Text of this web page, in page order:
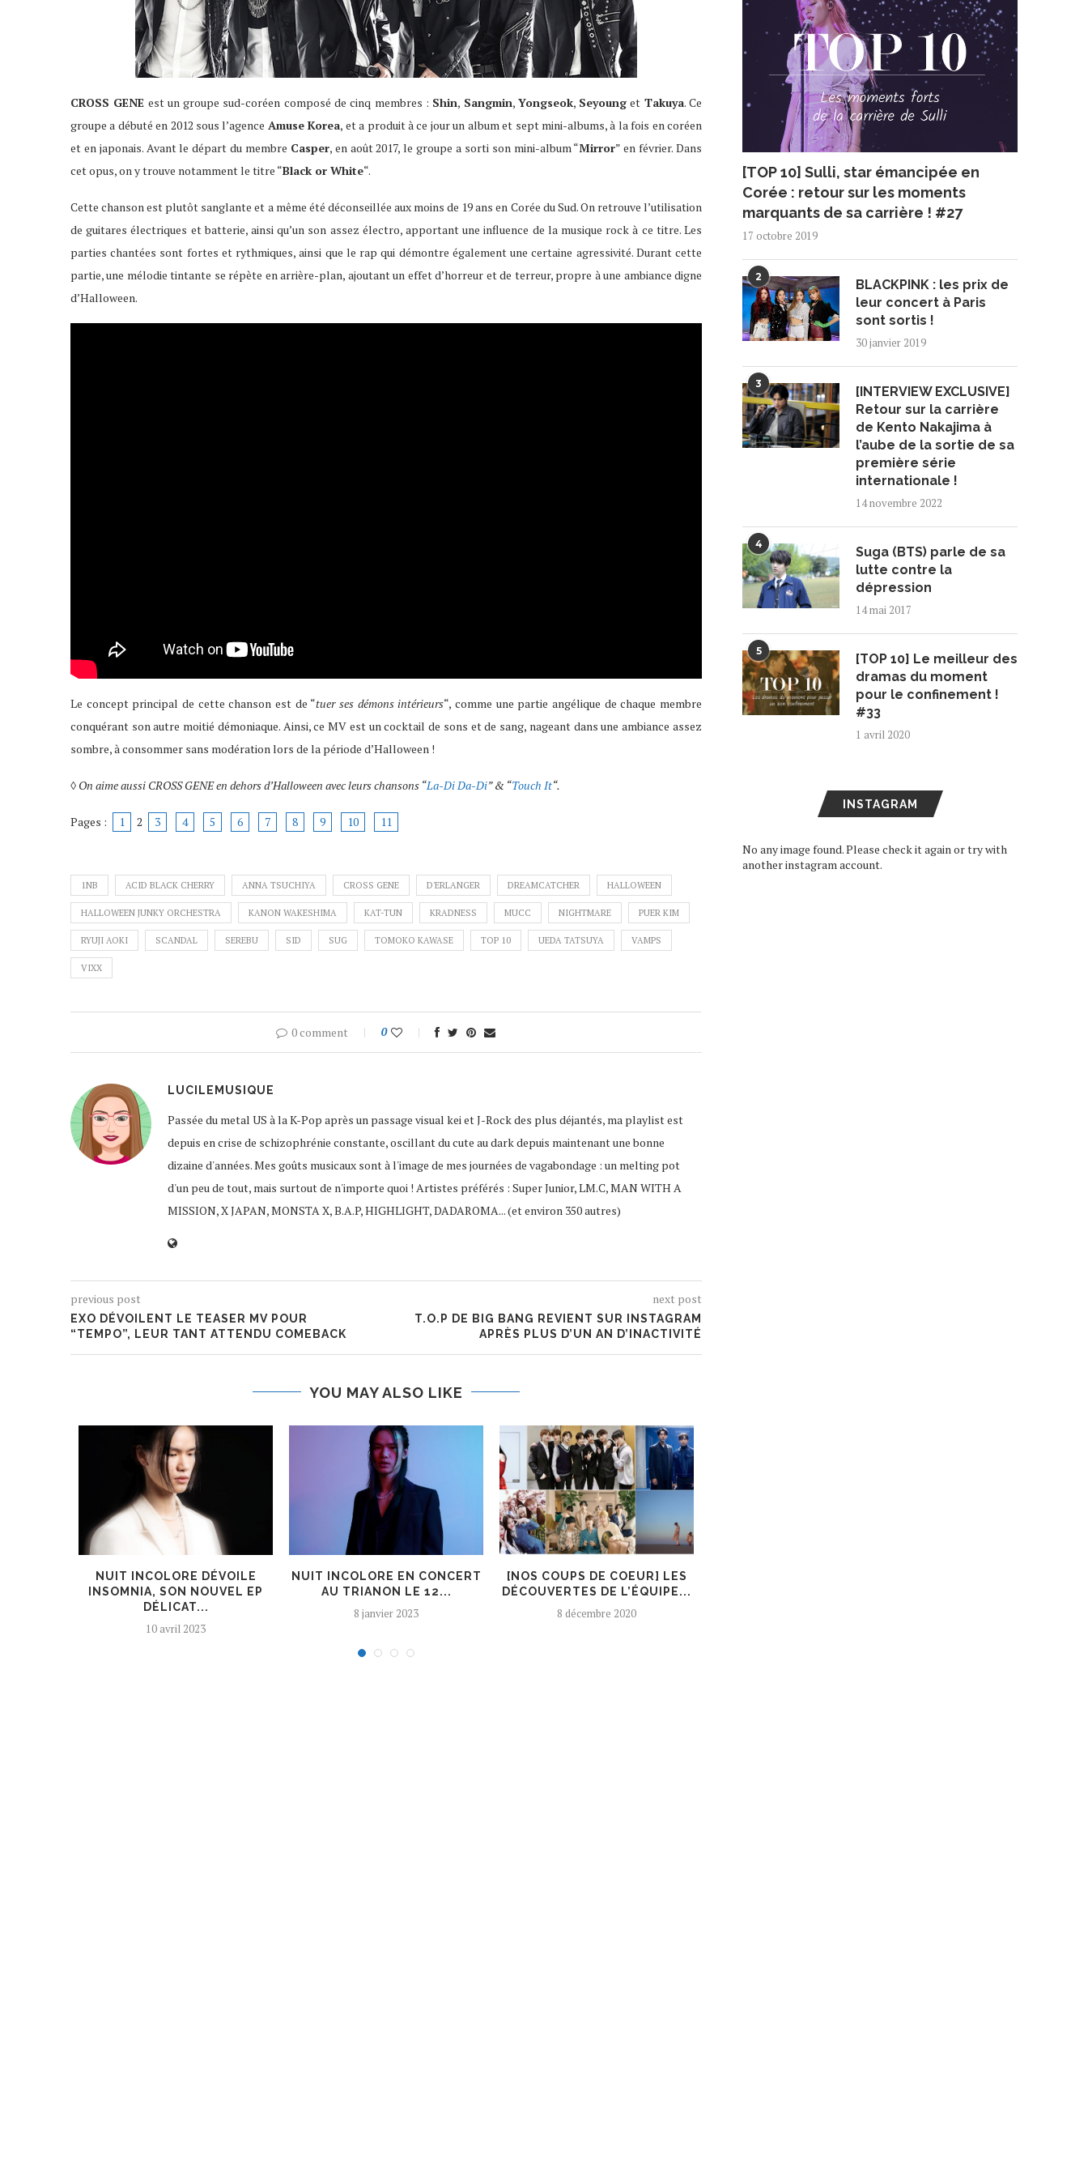
CROSS GENE est un groupe sud-coréen composé de cinq membres : Shin, Sangmin, Yongseok, Seyoung et Takuya. Ce
groupe a débuté en 2012 sous l’agence Amuse Korea, et a produit à ce jour un album et sept mini-albums, à la fois en coréen
et en japonais. Avant le départ du membre Casper, en août 2017, le groupe a sorti son mini-album “Mirror” en février. Dans
cet opus, on y trouve notamment le titre “Black or White“.
Cette chanson est plutôt sanglante et a même été déconseillée aux moins de 19 ans en Corée du Sud. On retrouve l’utilisation
de guitares électriques et batterie, ainsi qu’un son assez électro, apportant une influence de la musique rock à ce titre. Les
parties chantées sont fortes et rythmiques, ainsi que le rap qui démontre également une certaine agressivité. Durant cette
partie, une mélodie tintante se répète en arrière-plan, ajoutant un effet d’horreur et de terreur, propre à une ambiance digne
d’Halloween.
Le concept principal de cette chanson est de “tuer ses démons intérieurs“, comme une partie angélique de chaque membre
conquérant son autre moitié démoniaque. Ainsi, ce MV est un cocktail de sons et de sang, nageant dans une ambiance assez
sombre, à consommer sans modération lors de la période d’Halloween !
◊ On aime aussi CROSS GENE en dehors d’Halloween avec leurs chansons “La-Di Da-Di” & “Touch It“.
Pages : 1 2 3 4 5 6 7 8 9 10 11
1NB ACID BLACK CHERRY ANNA TSUCHIYA CROSS GENE D'ERLANGER DREAMCATCHER HALLOWEEN
HALLOWEEN JUNKY ORCHESTRA KANON WAKESHIMA KAT-TUN KRADNESS MUCC NIGHTMARE PUER KIM
RYUJI AOKI SCANDAL SEREBU SID SUG TOMOKO KAWASE TOP 10 UEDA TATSUYA VAMPS
VIXX
0 comment 0
LUCILEMUSIQUE
Passée du metal US à la K-Pop après un passage visual kei et J-Rock des plus déjantés, ma playlist est
depuis en crise de schizophrénie constante, oscillant du cute au dark depuis maintenant une bonne
dizaine d'années. Mes goûts musicaux sont à l'image de mes journées de vagabondage : un melting pot
d'un peu de tout, mais surtout de n'importe quoi ! Artistes préférés : Super Junior, LM.C, MAN WITH A
MISSION, X JAPAN, MONSTA X, B.A.P, HIGHLIGHT, DADAROMA... (et environ 350 autres)
previous post
EXO DÉVOILENT LE TEASER MV POUR
“TEMPO”, LEUR TANT ATTENDU COMEBACK
next post
T.O.P DE BIG BANG REVIENT SUR INSTAGRAM
APRÈS PLUS D’UN AN D’INACTIVITÉ
YOU MAY ALSO LIKE
NUIT INCOLORE DÉVOILE
INSOMNIA, SON NOUVEL EP
DÉLICAT...
10 avril 2023
NUIT INCOLORE EN CONCERT
AU TRIANON LE 12...
8 janvier 2023
[NOS COUPS DE COEUR] LES
DÉCOUVERTES DE L’ÉQUIPE...
8 décembre 2020
[TOP 10] Sulli, star émancipée en
Corée : retour sur les moments
marquants de sa carrière ! #27
17 octobre 2019
2
BLACKPINK : les prix de
leur concert à Paris
sont sortis !
30 janvier 2019
3
[INTERVIEW EXCLUSIVE]
Retour sur la carrière
de Kento Nakajima à
l’aube de la sortie de sa
première série
internationale !
14 novembre 2022
4
Suga (BTS) parle de sa
lutte contre la
dépression
14 mai 2017
5
[TOP 10] Le meilleur des
dramas du moment
pour le confinement !
#33
1 avril 2020
INSTAGRAM
No any image found. Please check it again or try with
another instagram account.